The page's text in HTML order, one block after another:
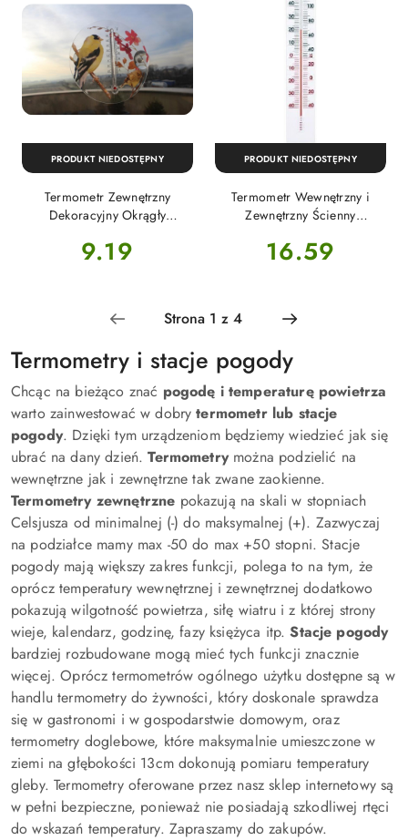
Termometr Zewnętrzny
Dekoracyjny Okrągły
Ptaki i Kwiaty Czerwone
Cena:
9.19
PRODUKT NIEDOSTĘPNY
Termometr Wewnętrzny i
Zewnętrzny Ścienny
6,5cm 025400 Bioterm
Cena:
16.59
PRODUKT NIEDOSTĘPNY
Termometry i stacje pogody
Chcąc na bieżąco znać pogodę i temperaturę powietrza
warto zainwestować w dobrytermometr lub stacje
pogody. Dzięki tym urządzeniom będziemy wiedzieć jak się
ubrać na dany dzień.Termometrymożna podzielić na
wewnętrzne jak i zewnętrzne tak zwane zaokienne.
Termometry zewnętrzne pokazują na skali w stopniach
Celsjusza od minimalnej (-) do maksymalnej (+). Zazwyczaj
na podziałce mamy max -50 do max +50 stopni. Stacje
pogody mają większy zakres funkcji, polega to na tym, że
oprócz temperatury wewnętrznej i zewnętrznej dodatkowo
pokazują wilgotność powietrza, siłę wiatru i z której strony
wieje, kalendarz, godzinę, fazy księżyca itp.Stacje pogody
bardziej rozbudowane mogą mieć tych funkcji znacznie
więcej. Oprócz termometrów ogólnego użytku dostępne są w
handlu termometry do żywności, który doskonale sprawdza
się w gastronomi i w gospodarstwie domowym, oraz
termometry doglebowe, które maksymalnie umieszczone w
ziemi na głębokości 13cm dokonują pomiaru temperatury
gleby. Termometry oferowane przez nasz sklep internetowy są
w pełni bezpieczne, ponieważ nie posiadają szkodliwej rtęci
do wskazań temperatury. Zapraszamy do zakupów.